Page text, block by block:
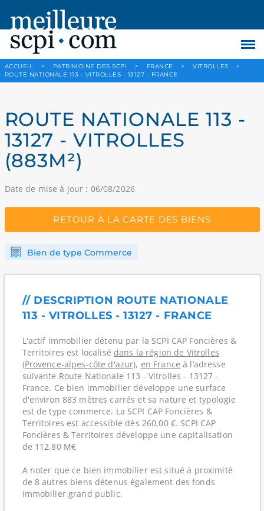
ACCUEIL > PATRIMOINE DES SCPI > FRANCE > VITROLLES
>
ROUTE NATIONALE 113 - VITROLLES - 13127 - FRANCE
ROUTE NATIONALE 113 -
13127 - VITROLLES
(883M²)
Date de mise à jour : 06/08/2026
RETOUR À LA CARTE DES BIENS
Bien de type Commerce
// DESCRIPTION ROUTE NATIONALE
113 - VITROLLES - 13127 - FRANCE
L'actif immobilier détenu par la SCPI CAP Foncières &
Territoires est localisé dans la région de Vitrolles
(Provence-alpes-côte d'azur), en France à l’adresse
suivante Route Nationale 113 - Vitrolles - 13127 -
France. Ce bien immobilier développe une surface
d'environ 883 mètres carrés et sa nature et typologie
est de type commerce. La SCPI CAP Foncières &
Territoires est accessible dès 260,00 €. SCPI CAP
Foncières & Territoires développe une capitalisation
de 112,80 M€
A noter que ce bien immobilier est situé à proximité
de 8 autres biens détenus également des fonds
immobilier grand public.